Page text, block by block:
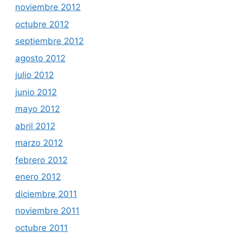
noviembre 2012
octubre 2012
septiembre 2012
agosto 2012
julio 2012
junio 2012
mayo 2012
abril 2012
marzo 2012
febrero 2012
enero 2012
diciembre 2011
noviembre 2011
octubre 2011